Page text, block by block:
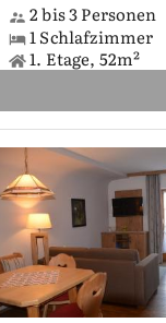
2 bis 3 Personen
1 Schlafzimmer
1. Etage, 52m²